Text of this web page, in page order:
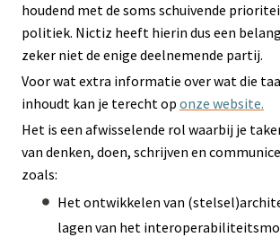
houdend met de soms schuivende
politiek. Nictiz heeft hierin dus een
zeker niet de enige deelnemende partij.
Voor wat extra informatie over wat die
inhoudt kan je terecht op onze website.
Het is een afwisselende rol waarbij je
van denken, doen, schrijven en
zoals:
Het ontwikkelen van
lagen van het